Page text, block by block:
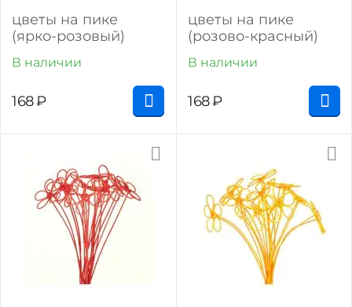
цветы на пике
(ярко-розовый)
В наличии
168₽
цветы на пике
(розово-красный)
В наличии
168₽